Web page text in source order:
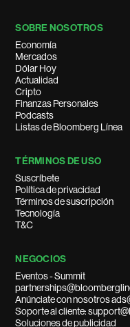
SOBRE NOSOTROS
Economía
Mercados
Dólar Hoy
Actualidad
Cripto
Finanzas Personales
Podcasts
Listas de Bloomberg Línea
TÉRMINOS DE USO
Suscríbete
Política de privacidad
Términos de suscripción
Tecnología
T&C
NEGOCIOS
Eventos - Summit
Anúnciate con nosotros
Soporte al cliente:
Soluciones de publicidad